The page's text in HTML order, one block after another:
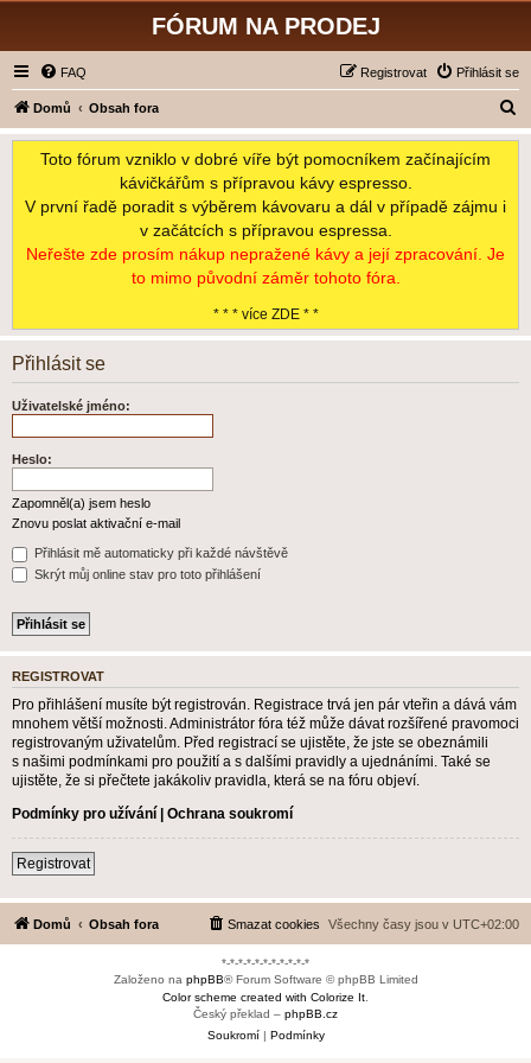
FÓRUM NA PRODEJ
FAQ Přihlásit se
Registrovat
Domů Obsah fora
l
Toto fórum vzniklo v dobré víře být pomocníkem začínajícím
kávičkářům s přípravou kávy espresso.
V první řadě poradit s výběrem kávovaru a dál v případě zájmu i
v začátcích s přípravou espressa.
Neřešte zde prosím nákup nepražené kávy a její zpracování. Je
to mimo původní záměr tohoto fóra.
* * * více ZDE * *
Přihlásit se
Uživatelské jméno:
Heslo:
Zapomněl(a) jsem heslo
Znovu poslat aktivační e-mail
Přihlásit mě automaticky při každé návštěvě
Skrýt můj online stav pro toto přihlášení
REGISTROVAT
Pro přihlášení musíte být registrován. Registrace trvá jen pár vteřin a dává vám
mnohem větší možnosti. Administrátor fóra též může dávat rozšířené pravomoci
registrovaným uživatelům. Před registrací se ujistěte, že jste se obeznámili
s našimi podmínkami pro použití a s dalšími pravidly a ujednáními. Také se
ujistěte, že si přečtete jakákoliv pravidla, která se na fóru objeví.
Podmínky pro užívání | Ochrana soukromí
Registrovat
Domů Obsah fora Všechny časy jsou v UTC+02:00
Smazat cookies
*-*-*-*-*-*-*-*-*-*-*
Založeno na phpBB® Forum Software © phpBB Limited
Color scheme created with Colorize It
Český překlad – phpBB.cz
Soukromí| Podmínky